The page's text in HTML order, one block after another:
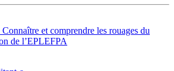
et comprendre les rouages du
de l’EPLEFPA